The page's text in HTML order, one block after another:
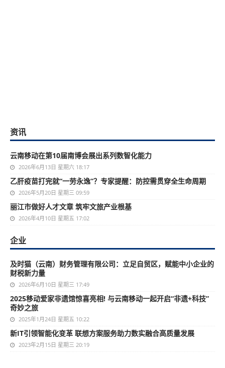
资讯
云南移动在第10届南博会展出系列数智化能力
2026年6月13日 星期六 18:17
乙肝疫苗打完就“一劳永逸”？专家提醒：防控需贯穿全生命周期
2026年5月20日 星期三 09:59
丽江市做好人才文章 筑牢文旅产业根基
2026年4月10日 星期五 17:02
企业
及时猫（云南）财务管理有限公司：立足自贸区，赋能中小企业的
财税新力量
2026年6月10日 星期三 17:49
2025移动爱家非遗馆惊喜亮相! 与云南移动一起开启“非遗+科技”
奇妙之旅
2025年1月24日 星期五 10:22
新IT引领智能化变革 联想方案服务助力数实融合高质量发展
2023年2月15日 星期三 20:19